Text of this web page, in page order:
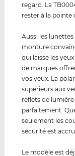
regard. La
rester à la pointe
Aussi les
monture
qui laisse les
de marques
vos yeux. La
supérieurs aux
reflets de
parfaitement.
seulement les
sécurité est
Le modèle est